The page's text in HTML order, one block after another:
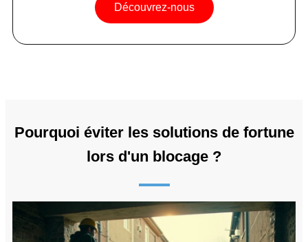
Découvrez-nous
Pourquoi éviter les solutions de fortune
lors d'un blocage ?